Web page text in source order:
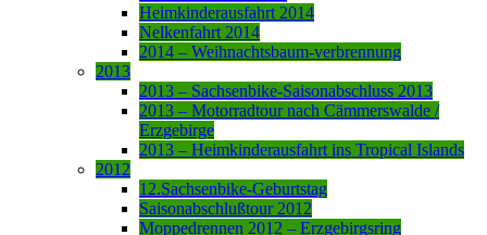
Heimkinderausfahrt 2014
Nelkenfahrt 2014
2014 – Weihnachtsbaum-verbrennung
2013
2013 – Sachsenbike-Saisonabschluss 2013
2013 – Motorradtour nach Cämmerswalde /
Erzgebirge
2013 – Heimkinderausfahrt ins Tropical Islands
2012
12.Sachsenbike-Geburtstag
Saisonabschlußtour 2012
Moppedrennen 2012 – Erzgebirgsring